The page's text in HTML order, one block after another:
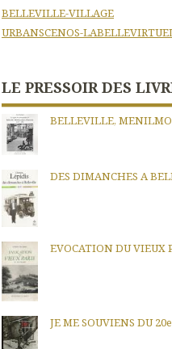
BELLEVILLE-VILLAGE
URBANSCENOS-
LE PRESSOIR DES
BELLEVILLE,
DES DIMANCHES A
EVOCATION DU VIEUX
JE ME SOUVIENS DU